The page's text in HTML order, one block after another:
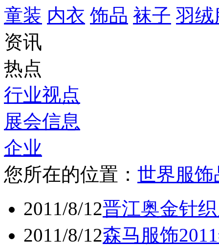
童装 内衣 饰品 袜子 羽绒
资讯
热点
行业视点
展会信息
企业
您所在的位置： 世界服饰
2011/8/12晋江奥金针
2011/8/12森马服饰